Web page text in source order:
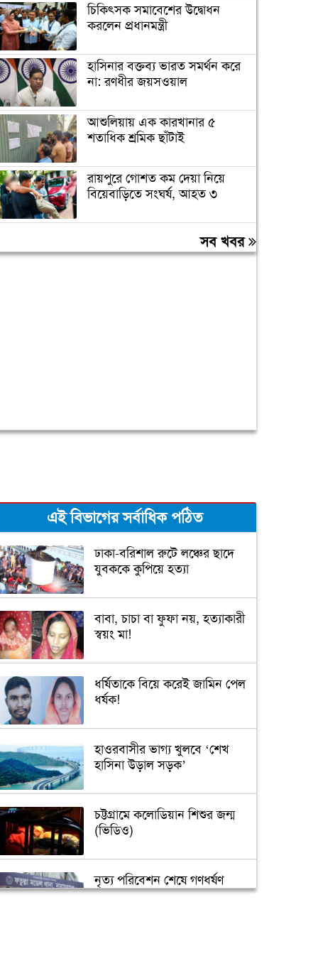
চিকিৎসক সমাবেশের উদ্বোধন
করলেন প্রধানমন্ত্রী
হাসিনার বক্তব্য ভারত সমর্থন করে
না: রণধীর জয়সওয়াল
আশুলিয়ায় এক কারখানার ৫
শতাধিক শ্রমিক ছাঁটাই
রায়পুরে গোশত কম দেয়া নিয়ে
বিয়েবাড়িতে সংঘর্ষ, আহত ৩
স্বাভাবিক প্রক্রিয়ায় সাকিবের দেশে
ফেরার সুযোগ নেই: ক্রীড়া প্রতিমন্ত্রী
সব খবর
এই বিভাগের সর্বাধিক পঠিত
ঢাকা-বরিশাল রুটে লঞ্চের ছাদে
যুবককে কুপিয়ে হত্যা
বাবা, চাচা বা ফুফা নয়, হত্যাকারী
স্বয়ং মা!
ধর্ষিতাকে বিয়ে করেই জামিন পেল
ধর্ষক!
হাওরবাসীর ভাগ্য খুলবে ‘শেখ
হাসিনা উড়াল সড়ক’
চট্টগ্রামে কলোডিয়ান শিশুর জন্ম
(ভিডিও)
নৃত্য পরিবেশন শেষে গণধর্ষণ